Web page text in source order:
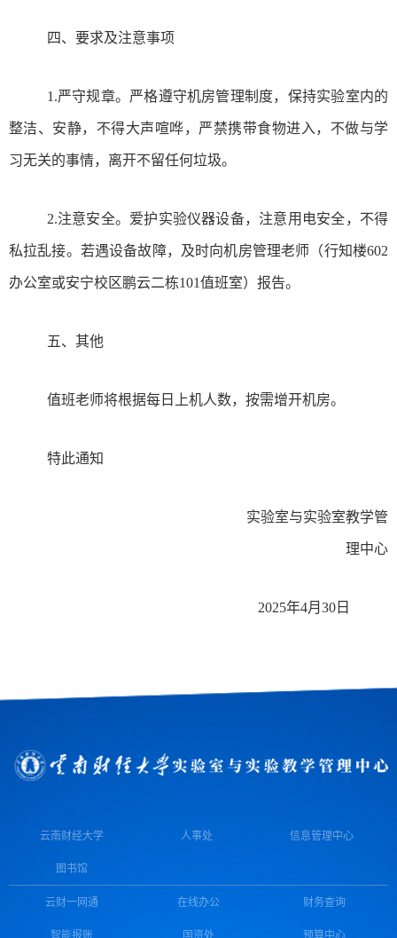
四、要求及注意事项
1.严守规章。严格遵守机房管理制度，保持实验室内的
整洁、安静，不得大声喧哗，严禁携带食物进入，不做与学
习无关的事情，离开不留任何垃圾。
2.注意安全。爱护实验仪器设备，注意用电安全，不得
私拉乱接。若遇设备故障，及时向机房管理老师（行知楼602
办公室或安宁校区鹏云二栋101值班室）报告。
五、其他
值班老师将根据每日上机人数，按需增开机房。
特此通知
实验室与实验室教学管
理中心
2025年4月30 日
云南财经大学 人事处 信息管理中心
图书馆
云财一网通 在线办公 财务查询